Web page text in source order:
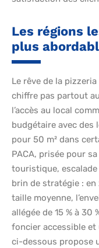
Les régions
plus
Le rêve de la
chiffre pas partout
l’accès au local
budgétaire avec
pour 50 m² dans
PACA, prisée pour
touristique,
brin de stratégie :
taille moyenne,
allégée de 15 % à 30
foncier accessible et
ci-dessous propose